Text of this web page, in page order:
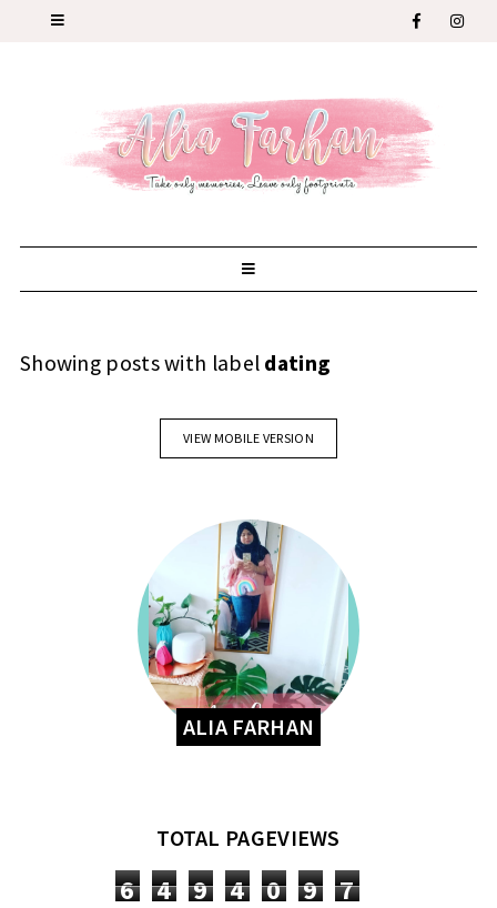
Showing posts with label dating
VIEW MOBILE VERSION
ALIA FARHAN
TOTAL PAGEVIEWS
6 4 9 4 0 9 7